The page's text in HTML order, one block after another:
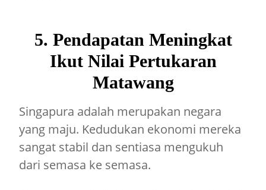
5. Pendapatan Meningkat
Ikut Nilai Pertukaran
Matawang
Singapura adalah merupakan negara
yang maju. Kedudukan ekonomi mereka
sangat stabil dan sentiasa mengukuh
dari semasa ke semasa.